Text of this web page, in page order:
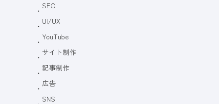
SEO
UI/UX
YouTube
サイト制作
記事制作
広告
SNS